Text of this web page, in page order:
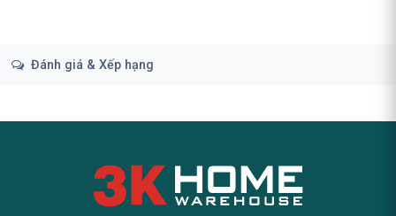
Đánh giá & Xếp hạng